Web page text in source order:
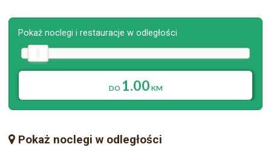
Pokaż noclegi i restauracje w odległości
DO 1.00 KM
Pokaż noclegi w odległości